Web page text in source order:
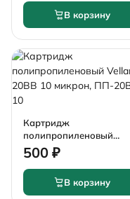
В корзину
Картридж
полипропиленовый
Vellamo 20BB 10 микрон,
ПП-20BB-10
500 ₽
В корзину